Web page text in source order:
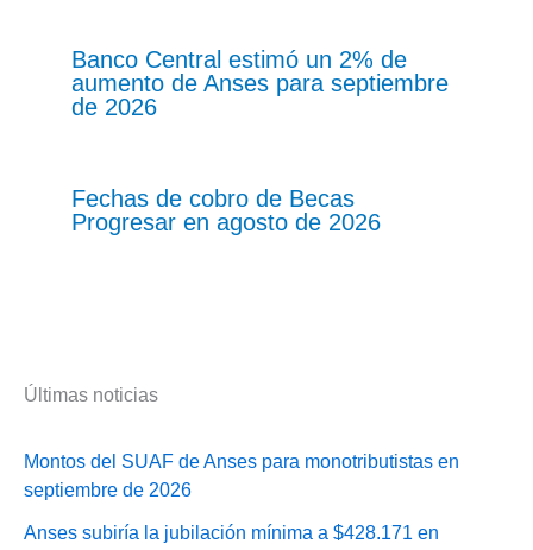
Banco Central estimó un 2% de
aumento de Anses para septiembre
de 2026
Fechas de cobro de Becas
Progresar en agosto de 2026
Últimas noticias
Montos del SUAF de Anses para monotributistas en
septiembre de 2026
Anses subiría la jubilación mínima a $428.171 en